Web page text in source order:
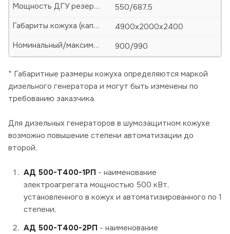
550/687,5
Мощность ДГУ резервная (кВт/кВА)
4900х2000х2400
Габариты кожуха (капота)-ДхШхВ, мм
900/990
Номинальный/максимальный ток, А
* Габаритные размеры кожуха определяются маркой
дизельного генератора и могут быть изменены по
требованию заказчика.
Для дизельных генераторов в шумозащитном кожухе
возможно повышение степени автоматизации до
второй.
АД 500-Т400-1РП - наименование
электроагрегата мощностью 500 кВт,
установленного в кожух и автоматизированного по 1
степени,
АД 500-Т400-2РП - наименование